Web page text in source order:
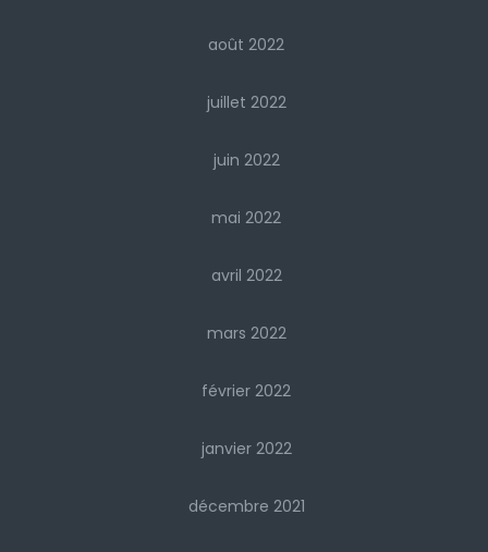
août 2022
juillet 2022
juin 2022
mai 2022
avril 2022
mars 2022
février 2022
janvier 2022
décembre 2021